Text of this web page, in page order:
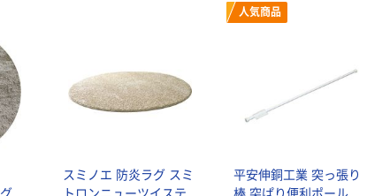
スミノエ 防炎ラグ スミ
人気商品
平安伸銅工業 突っ張り